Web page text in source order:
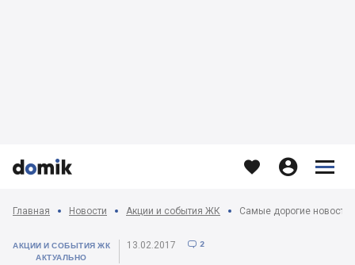


   


Главная Новости Акции и события ЖК Самые дорогие
АКЦИИ И СОБЫТИЯ ЖК
АКТУАЛЬНО
13.02.2017  2